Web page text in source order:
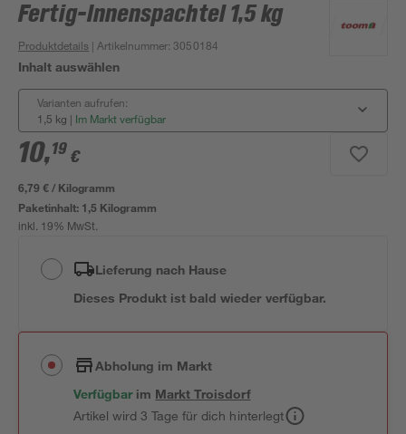
Fertig-Innenspachtel 1,5 kg
Produktdetails | Artikelnummer:3050184
Inhalt auswählen
Varianten aufrufen:
1,5 kg | Im Markt verfügbar
10,19 €
6,79 € / Kilogramm
Paketinhalt: 1,5 Kilogramm
inkl. 19% MwSt.
Lieferung nach Hause
Dieses Produkt ist bald wieder verfügbar.
Abholung im Markt
Verfügbar im MarktTroisdorf
Artikel wird 3 Tage für dich hinterlegt